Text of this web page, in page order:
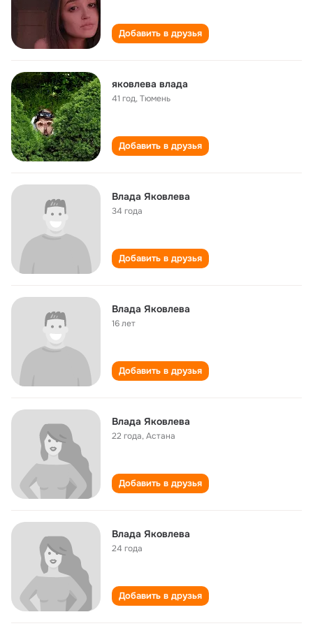
Добавить в друзья
яковлева влада
41 год,Тюмень
Добавить в друзья
Влада Яковлева
34 года
Добавить в друзья
Влада Яковлева
16 лет
Добавить в друзья
Влада Яковлева
22 года,Астана
Добавить в друзья
Влада Яковлева
24 года
Добавить в друзья